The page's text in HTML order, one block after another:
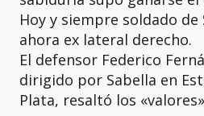
Hoy y siempre soldado de
ahora ex lateral derecho.
El defensor Federico
dirigido por Sabella en
Plata, resaltó los